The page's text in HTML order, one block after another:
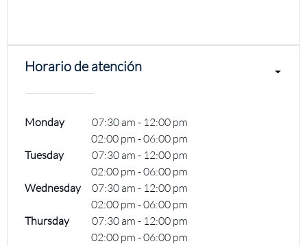
Horario de atención
Monday 07:30 am - 12:00 pm
02:00 pm -06:00 pm
Tuesday
07:30 am - 12:00 pm
02:00 pm -06:00 pm
Wednesday
07:30 am - 12:00 pm
02:00 pm -06:00 pm
Thursday
07:30 am - 12:00 pm
02:00 pm -06:00 pm